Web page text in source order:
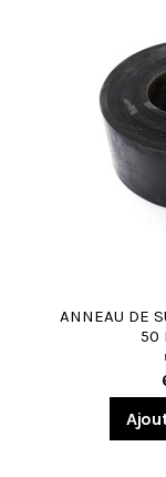
ANNEAU DE
50